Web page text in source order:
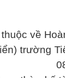
về
trường